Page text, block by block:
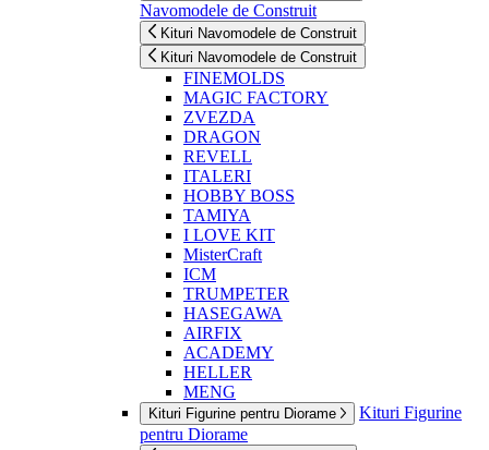
Navomodele de Construit
Kituri Navomodele de Construit
Kituri Navomodele de Construit
FINEMOLDS
MAGIC FACTORY
ZVEZDA
DRAGON
REVELL
ITALERI
HOBBY BOSS
TAMIYA
I LOVE KIT
MisterCraft
ICM
TRUMPETER
HASEGAWA
AIRFIX
ACADEMY
HELLER
MENG
Kituri Figurine pentru Diorame
Kituri Figurine
pentru Diorame